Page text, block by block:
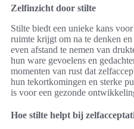
Zelfinzicht door stilte
Stilte biedt een unieke kans
ruimte krijgt om na te denken
even afstand te nemen van
hun ware gevoelens en
momenten van rust dat
hun tekortkomingen en sterke
is voor een gezonde
Hoe stilte helpt bij